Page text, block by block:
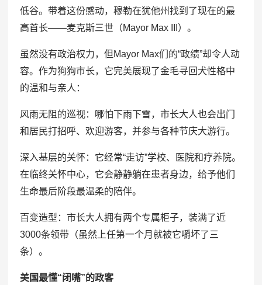
低谷。带着这份感动，穆勒在犹他州找到了现在的最
高首长——麦克斯三世（Mayor Max III）。
虽然没有政治权力，但Mayor Max们的“政绩”却令人动
容。作为狗狗市长，它完美展现了金毛寻回犬性格中
的温和与亲人：
风雨无阻的巡视：哪怕下雨下雪，市长大人也会出门
和居民打招呼、欢迎游客，并参与各种节庆大游行。
深入基层的关怀：它经常“走访”学校、医院和疗养院。
在临终关怀中心，它会静静躺在患者身边，给予他们
生命最后阶段最温柔的陪伴。
百变造型：市长大人拥有两个专属柜子，装满了近
3000条领带（虽然上任第一个月就被它嚼坏了三
条）。
美国最懂“闭嘴”的政客